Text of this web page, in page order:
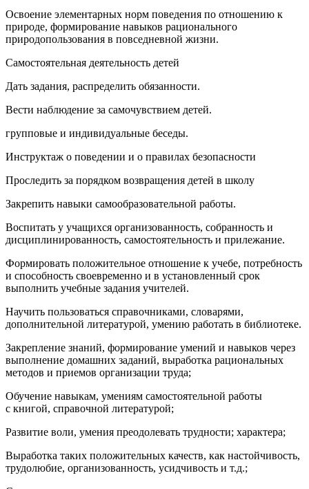
Освоение элементарных норм поведения по отношению к
природе, формирование навыков рационального
природопользования в повседневной жизни.
Самостоятельная деятельность детей
Дать задания, распределить обязанности.
Вести наблюдение за самочувствием детей.
групповые и индивидуальные беседы.
Инструктаж о поведении и о правилах безопасности
Проследить за порядком возвращения детей в школу
Закрепить навыки самообразовательной работы.
Воспитать у учащихся организованность, собранность и
дисциплинированность, самостоятельность и прилежание.
Формировать положительное отношение к учебе, потребность
и способность своевременно и в установленный срок
выполнить учебные задания учителей.
Научить пользоваться справочниками, словарями,
дополнительной литературой, умению работать в библиотеке.
Закрепление знаний, формирование умений и навыков через
выполнение домашних заданий, выработка рациональных
методов и приемов организации труда;
Обучение навыкам, умениям самостоятельной работы
с книгой, справочной литературой;
Развитие воли, умения преодолевать трудности; характера;
Выработка таких положительных качеств, как настойчивость,
трудолюбие, организованность, усидчивость и т.д.;